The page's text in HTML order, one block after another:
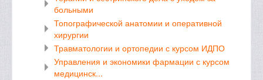
больными
Топографической анатомии и оперативной
хирургии
Травматологии и ортопедии с курсом ИДПО
Управления и экономики фармации с курсом
медицинск...